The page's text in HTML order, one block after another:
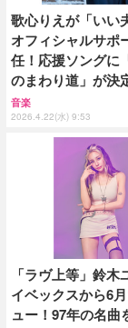
音楽
グラビア
ショッピン
ペット
その他
プッシュ通知の停
歌心りえが「いい
オフィシャルサポ
任！応援ソングに
のまわり道」が決
音楽
2026.4.22(水) 9:53
「ラヴ上等」鈴木
イベックスから6
ュー！97年の名曲